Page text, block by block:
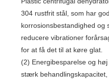
304 rustfrit stål, som har
korrosionsbestandighed og
reducere vibrationer
for at få det til at køre glat.
(2) Energibesparelse og
stærk